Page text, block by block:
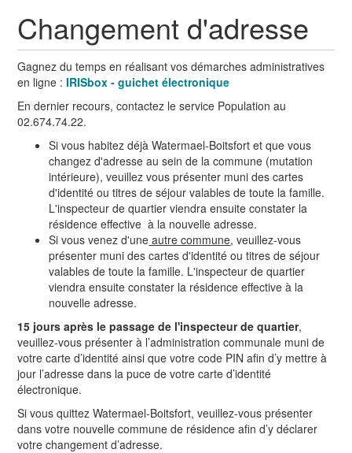
Changement d'adresse
Gagnez du temps en réalisant vos démarches administratives
en ligne :IRISbox - guichet électronique
En dernier recours, contactez le service Population au
02.674.74.22.
Si vous habitez déjà Watermael-Boitsfort et que vous
changez d'adresse au sein de la commune (mutation
intérieure), veuillez vous présenter muni des cartes
d'identité ou titres de séjour valables de toute la famille.
L'inspecteur de quartier viendra ensuite constater la
résidence effective à la nouvelle adresse.
Si vous venez d'une autre commune, veuillez-vous
présenter muni des cartes d'identité ou titres de séjour
valables de toute la famille. L'inspecteur de quartier
viendra ensuite constater la résidence effective à la
nouvelle adresse.
15 jours après le passage de l'inspecteur de quartier,
veuillez-vous présenter à l’administration communale muni de
votre carte d’identité ainsi que votre code PIN afin d’y mettre à
jour l’adresse dans la puce de votre carte d’identité
électronique.
Si vous quittez Watermael-Boitsfort, veuillez-vous présenter
dans votre nouvelle commune de résidence afin d’y déclarer
votre changement d’adresse.